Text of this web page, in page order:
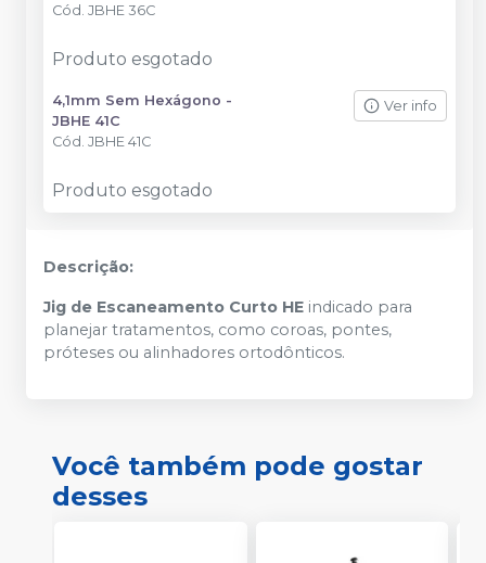
Cód. JBHE 36C
Produto esgotado
4,1mm Sem Hexágono -
JBHE 41C
Cód. JBHE 41C
Ver info
Produto esgotado
Descrição:
Jig de Escaneamento Curto HE indicado para
planejar tratamentos, como coroas, pontes,
próteses ou alinhadores ortodônticos.
Você também pode gostar
desses